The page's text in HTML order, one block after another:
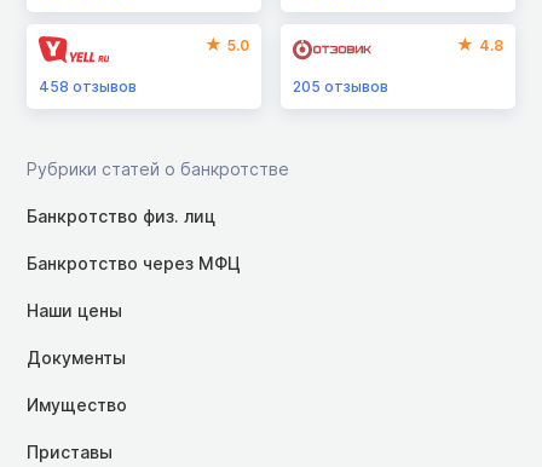
5.0
458 отзывов
4.8
205отзывов
Рубрики статей о банкротстве
Банкротство физ. лиц
Банкротство через МФЦ
Наши цены
Документы
Имущество
Приставы